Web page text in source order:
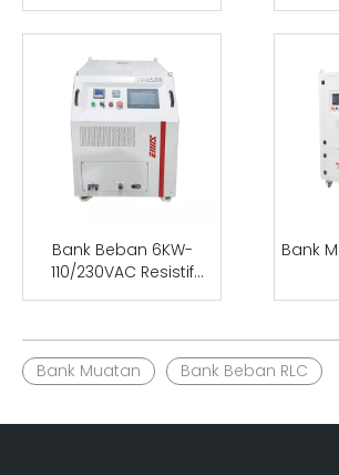
Bank Beban 6KW-
110/230VAC Resistif
/Reaktif/Kapasitif
Bank
Bank Muatan Bank Beban RLC